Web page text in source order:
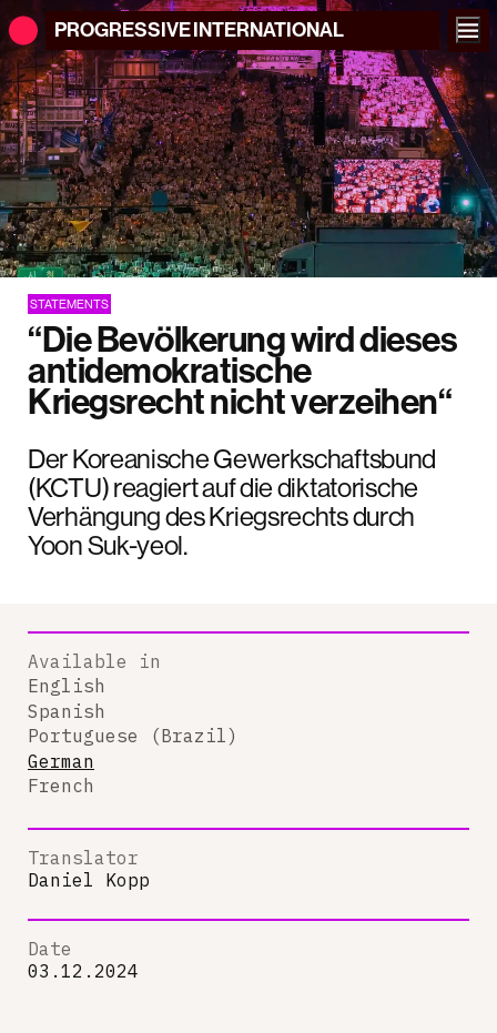
PROGRESSIVEINTERNATIONAL
STATEMENTS
“Die Bevölkerung wird dieses
antidemokratische
Kriegsrecht nicht verzeihen“
Der Koreanische Gewerkschaftsbund
(KCTU) reagiert auf die diktatorische
Verhängung des Kriegsrechts durch
Yoon Suk-yeol.
Available in
English
Spanish
Portuguese (Brazil)
German
French
Translator
Daniel Kopp
Date
03.12.2024